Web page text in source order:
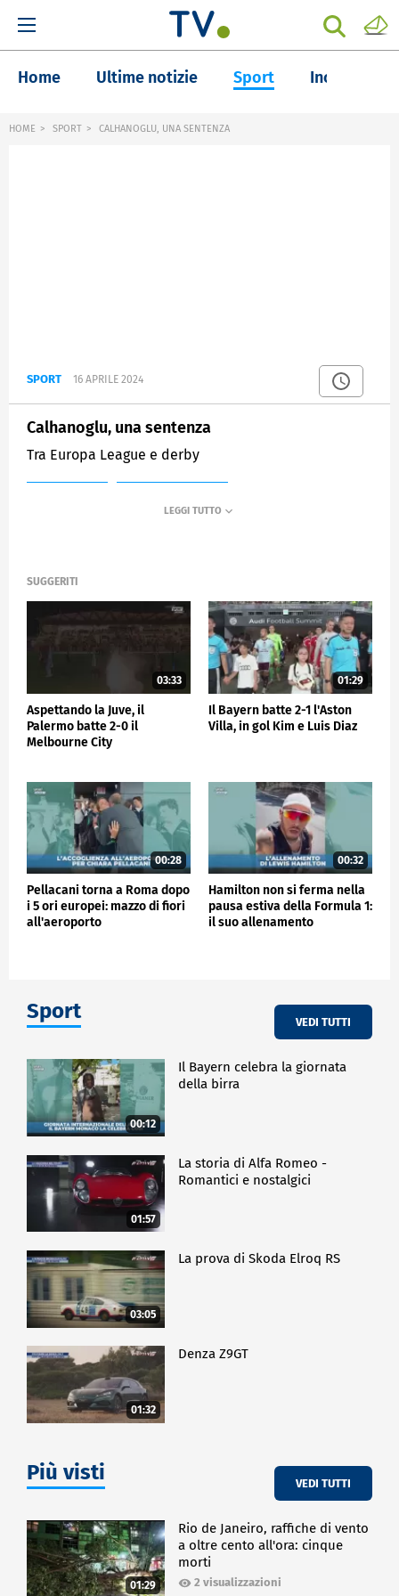
Home Ultime notizie Sport Inchieste
HOME SPORT CALHANOGLU, UNA SENTENZA
SPORT 16 APRILE 2024
Calhanoglu, una sentenza
Tra Europa League e derby
SUGGERITI
03:33
Aspettando la Juve, il
Palermo batte 2-0 il
Melbourne City
01:29
Il Bayern batte 2-1 l'Aston
Villa, in gol Kim e Luis Diaz
00:28
Pellacani torna a Roma dopo
i 5 ori europei: mazzo di fiori
all'aeroporto
00:32
Hamilton non si ferma nella
pausa estiva della Formula 1:
il suo allenamento
Sport VEDI TUTTI
00:12
Il Bayern celebra la giornata
della birra
01:57
La storia di Alfa Romeo -
Romantici e nostalgici
03:05
La prova di Skoda Elroq RS
01:32
Denza Z9GT
Più visti VEDI TUTTI
01:29
Rio de Janeiro, raffiche di vento
a oltre cento all'ora: cinque
morti
2 visualizzazioni